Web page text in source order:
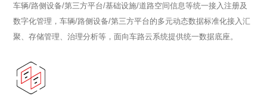
车辆/路侧设备/第三方平台/基础设施/道路空间信息等统一接入注册及
数字化管理，车辆/路侧设备/第三方平台的多元动态数据标准化接入汇
聚、存储管理、治理分析等，面向车路云系统提供统一数据底座。